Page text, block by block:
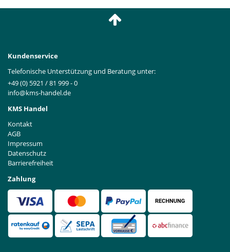
Kundenservice
Telefonische Unterstützung und Beratung unter:
+49 (0) 5921 / 81 999 - 0
info@kms-handel.de
KMS Handel
Kontakt
AGB
Impressum
Datenschutz
Barrierefreiheit
Zahlung